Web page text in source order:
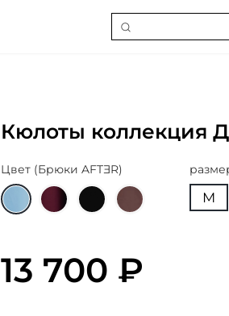
Кюлоты коллекция
Цвет (Брюки AFTƎR)
M
13 700 ₽